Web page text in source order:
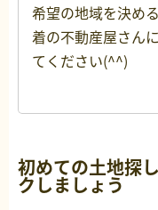
希望の地域を決め
着の不動産屋さん
てください(^^)
初めての土地探
クしましょう